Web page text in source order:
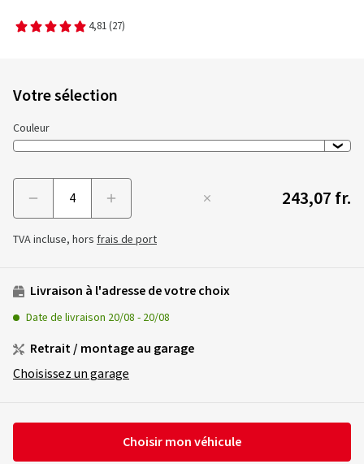
4,81 (27)
Votre sélection
Couleur
243,07 fr.
TVA incluse, hors frais de port
Livraison à l'adresse de votre choix
Date de livraison 20/08 - 20/08
Retrait / montage au garage
Choisissez un garage
Choisir mon véhicule